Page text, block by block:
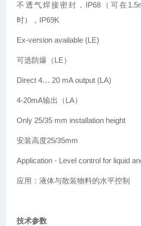
不透气焊接密封，IP68（可在
时），IP69K
Ex-version available (LE)
可选防爆（LE）
Direct 4… 20 mA output (LA)
4-20mA输出（LA）
Only 25/35 mm installation height
安装高度25/35mm
Application - Level control for liquid
应用：液体与散装物料的水平控制
技术参数